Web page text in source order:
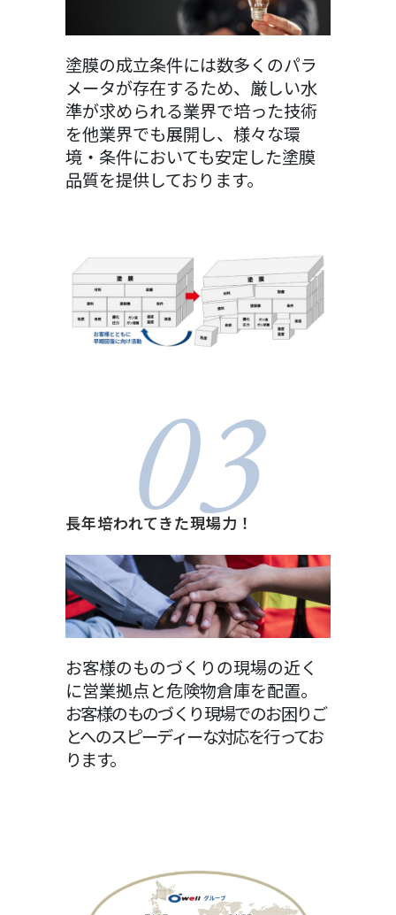
塗膜の成立条件には数多くのパラ
メータが存在するため、厳しい水
準が求められる業界で培った技術
を他業界でも展開し、様々な環
境・条件においても安定した塗膜
品質を提供しております。
03
長年培われてきた現場力！
お客様のものづくりの現場の近く
に営業拠点と危険物倉庫を配置。
お客様のものづくり現場でのお困りご
とへのスピーディーな対応を行ってお
ります。